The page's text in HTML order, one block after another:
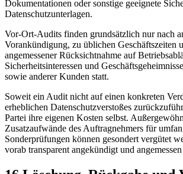
Dokumentationen oder sonstige geeignete
Datenschutzunterlagen.
Vor-Ort-Audits finden grundsätzlich nur nach
Vorankündigung, zu üblichen Geschäftszeiten
angemessener Rücksichtnahme auf
Sicherheitsinteressen und
sowie anderer Kunden statt.
Soweit ein Audit nicht auf einen konkreten
erheblichen Datenschutzverstoßes
Partei ihre eigenen Kosten selbst.
Zusatzaufwände des Auftragnehmers für
Sonderprüfungen können gesondert vergütet
vorab transparent angekündigt und